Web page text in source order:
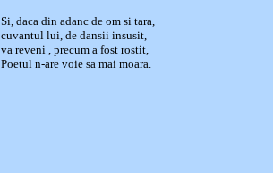
Si, daca din adanc de om si tara,
cuvantul lui, de dansii insusit,
va reveni , precum a fost rostit,
Poetul n-are voie sa mai moara.